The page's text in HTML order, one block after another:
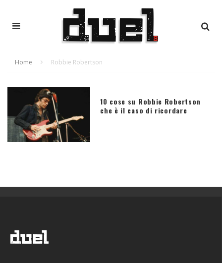
Home Robbie Robertson
10 cose su Robbie Robertson
che è il caso di ricordare